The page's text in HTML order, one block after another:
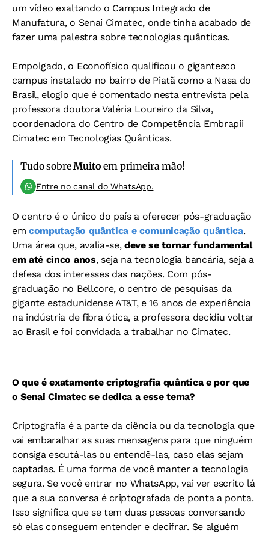
um vídeo exaltando o Campus Integrado de
Manufatura, o Senai Cimatec, onde tinha acabado de
fazer uma palestra sobre tecnologias quânticas.
Empolgado, o Econofísico qualificou o gigantesco
campus instalado no bairro de Piatã como a Nasa do
Brasil, elogio que é comentado nesta entrevista pela
professora doutora Valéria Loureiro da Silva,
coordenadora do Centro de Competência Embrapii
Cimatec em Tecnologias Quânticas.
Tudo sobreMuito em primeira mão!
Entre no canal do WhatsApp.
O centro é o único do país a oferecer pós-graduação
em computação quântica e comunicação quântica.
Uma área que, avalia-se, deve se tornar fundamental
em até cinco anos, seja na tecnologia bancária, seja a
defesa dos interesses das nações. Com pós-
graduação no Bellcore, o centro de pesquisas da
gigante estadunidense AT&T, e 16 anos de experiência
na indústria de fibra ótica, a professora decidiu voltar
ao Brasil e foi convidada a trabalhar no Cimatec.
O que é exatamente criptografia quântica e por que
o Senai Cimatec se dedica a esse tema?
Criptografia é a parte da ciência ou da tecnologia que
vai embaralhar as suas mensagens para que ninguém
consiga escutá-las ou entendê-las, caso elas sejam
captadas. É uma forma de você manter a tecnologia
segura. Se você entrar no WhatsApp, vai ver escrito lá
que a sua conversa é criptografada de ponta a ponta.
Isso significa que se tem duas pessoas conversando
só elas conseguem entender e decifrar. Se alguém